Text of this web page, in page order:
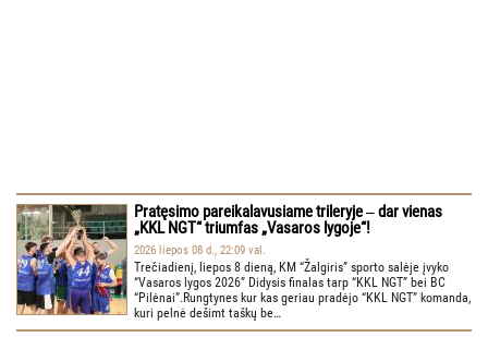
Pratęsimo pareikalavusiame trileryje ‒ dar vienas
„KKL NGT“ triumfas „Vasaros lygoje“!
2026 liepos 08 d., 22:09 val.
Trečiadienį, liepos 8 dieną, KM “Žalgiris” sporto salėje įvyko
“Vasaros lygos 2026” Didysis finalas tarp “KKL NGT” bei BC
“Pilėnai”.Rungtynes kur kas geriau pradėjo “KKL NGT” komanda,
kuri pelnė dešimt taškų be…